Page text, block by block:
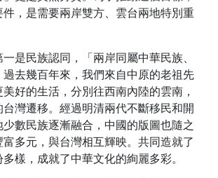
，是需要兩岸雙方、雲台兩地特別重
是民族認同，「兩岸同屬中華民族、
去幾百年來，我們來自中原的老祖先
好的生活，分別往西南內陸的雲南，
灣遷移。經過明清兩代不斷移民和開
數民族逐漸融合，中國的版圖也隨之
多元，與台灣相互輝映。共同造就了
樣，成就了中華文化的絢麗多彩。